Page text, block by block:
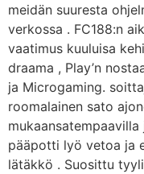
meidän suuresta
verkossa . FC188:n
vaatimus kuuluisa
draama , Play’n
ja Microgaming.
roomalainen sato
pääpotti lyö vetoa ja
lätäkkö . Suosittu